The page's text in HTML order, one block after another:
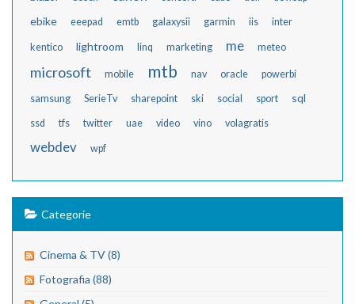
ebike eeepad emtb galaxysii garmin iis inter
kentico lightroom linq marketing me meteo
microsoft mobile mtb nav oracle powerbi
samsung SerieTv sharepoint ski social sport sql
ssd tfs twitter uae video vino volagratis
webdev wpf
Categorie
Cinema & TV (8)
Fotografia (88)